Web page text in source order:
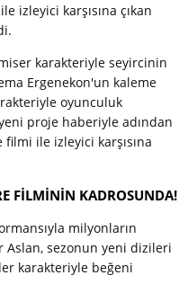
izleyici karşısına çıkan
karakteriyle seyircinin
Ergenekon'un kaleme
oyunculuk
proje haberiyle adından
ile izleyici karşısına
FİLMİNİN KADROSUNDA!
milyonların
Aslan, sezonun yeni dizileri
karakteriyle beğeni